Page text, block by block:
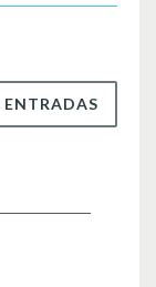
ENTRADAS